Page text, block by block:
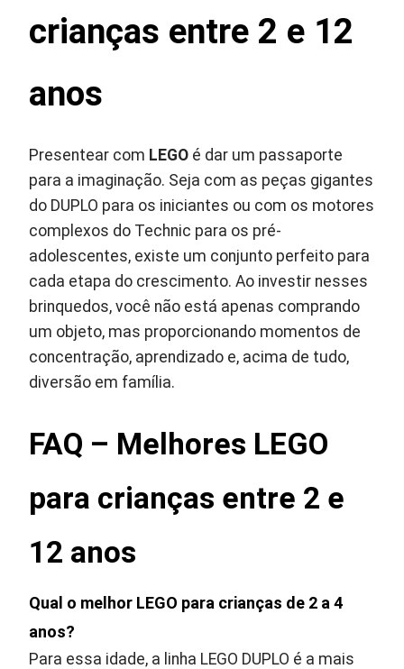
crianças entre 2 e 12
anos
Presentear com LEGO é dar um passaporte
para a imaginação. Seja com as peças gigantes
do DUPLO para os iniciantes ou com os motores
complexos do Technic para os pré-
adolescentes, existe um conjunto perfeito para
cada etapa do crescimento. Ao investir nesses
brinquedos, você não está apenas comprando
um objeto, mas proporcionando momentos de
concentração, aprendizado e, acima de tudo,
diversão em família.
FAQ – Melhores LEGO
para crianças entre 2 e
12 anos
Qual o melhor LEGO para crianças de 2 a 4
anos?
Para essa idade, a linha LEGO DUPLO é a mais